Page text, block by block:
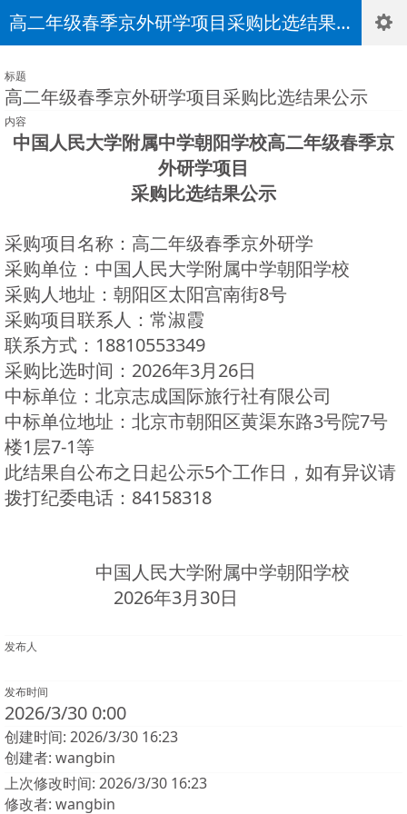
高二年级春季京外研学项目采购比选结果公示
标题
高二年级春季京外研学项目采购比选结果公示
内容
中国人民大学附属中学朝阳学校高二年级春季京
外研学项目
采购比选结果公示
采购项目名称：高二年级春季京外研学
采购单位：中国人民大学附属中学朝阳学校
采购人地址：朝阳区太阳宫南街8号
采购项目联系人：常淑霞
联系方式：18810553349
采购比选时间：2026年3月26日
中标单位：北京志成国际旅行社有限公司
中标单位地址：北京市朝阳区黄渠东路3号院7号
楼1层7-1等‌
此结果自公布之日起公示5个工作日，如有异议请
拨打纪委电话：84158318
中国人民大学附属中学朝阳学校
2026年3月30日
发布人
发布时间
2026/3/30 0:00
创建时间: 2026/3/30 16:23
创建者: wangbin
上次修改时间: 2026/3/30 16:23
修改者: wangbin